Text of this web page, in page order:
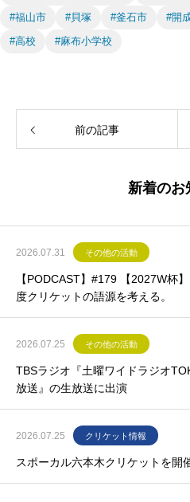
#福山市
#貝塚 #釜石市 #開
#高校
#麻布小学校
前の記事
新着のお
2026.07.31 その他の活動
【PODCAST】#179 【2027W杯
度クリケットの語源を考える。
2026.07.25 その他の活動
TBSラジオ『土曜ワイドラジオ
放送』の生放送に出演
2026.07.25 クリケット情報
スポーカル六本木クリケットを開